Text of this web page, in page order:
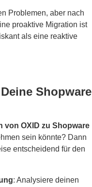
Problemen, aber nach
proaktive Migration ist
als eine reaktive
Shopware
von OXID zu Shopware
sein könnte? Dann
entscheidend für den
: Analysiere deinen